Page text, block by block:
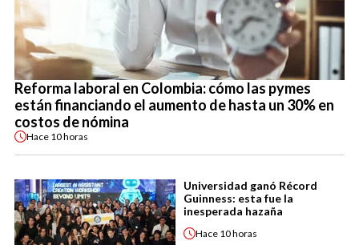
Reforma laboral en Colombia: cómo las pymes
están financiando el aumento de hasta un 30% en
costos de nómina
Hace 10 horas
Universidad ganó Récord
Guinness: esta fue la
inesperada hazaña
Hace 10 horas